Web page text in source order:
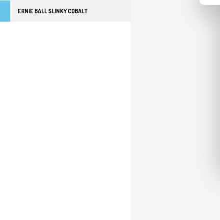
ERNIE BALL SLINKY COBALT